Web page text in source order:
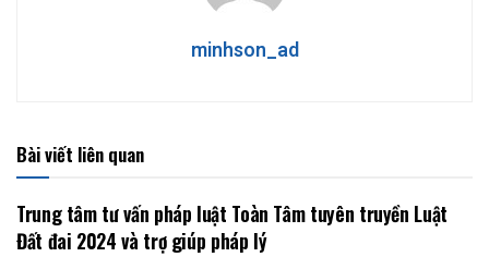
minhson_ad
Bài viết liên quan
Trung tâm tư vấn pháp luật Toàn Tâm tuyên truyền Luật
Đất đai 2024 và trợ giúp pháp lý